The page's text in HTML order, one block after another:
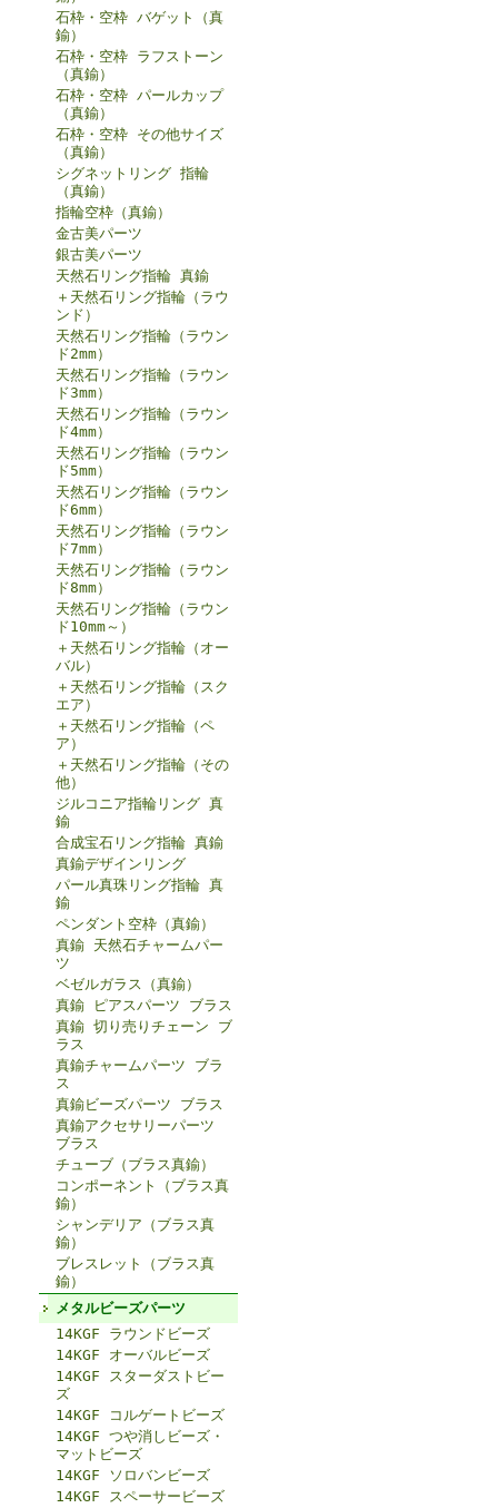
石枠・空枠 バゲット（真
鍮）
石枠・空枠 ラフストーン
（真鍮）
石枠・空枠 パールカップ
（真鍮）
石枠・空枠 その他サイズ
（真鍮）
シグネットリング 指輪
（真鍮）
指輪空枠（真鍮）
金古美パーツ
銀古美パーツ
天然石リング指輪 真鍮
＋天然石リング指輪（ラウ
ンド）
天然石リング指輪（ラウン
ド2mm）
天然石リング指輪（ラウン
ド3mm）
天然石リング指輪（ラウン
ド4mm）
天然石リング指輪（ラウン
ド5mm）
天然石リング指輪（ラウン
ド6mm）
天然石リング指輪（ラウン
ド7mm）
天然石リング指輪（ラウン
ド8mm）
天然石リング指輪（ラウン
ド10mm～）
＋天然石リング指輪（オー
バル）
＋天然石リング指輪（スク
エア）
＋天然石リング指輪（ペ
ア）
＋天然石リング指輪（その
他）
ジルコニア指輪リング 真
鍮
合成宝石リング指輪 真鍮
真鍮デザインリング
パール真珠リング指輪 真
鍮
ペンダント空枠（真鍮）
真鍮 天然石チャームパー
ツ
ベゼルガラス（真鍮）
真鍮 ピアスパーツ ブラス
真鍮 切り売りチェーン ブ
ラス
真鍮チャームパーツ ブラ
ス
真鍮ビーズパーツ ブラス
真鍮アクセサリーパーツ
ブラス
チューブ（ブラス真鍮）
コンポーネント（ブラス真
鍮）
シャンデリア（ブラス真
鍮）
ブレスレット（ブラス真
鍮）
メタルビーズパーツ
14KGF ラウンドビーズ
14KGF オーバルビーズ
14KGF スターダストビー
ズ
14KGF コルゲートビーズ
14KGF つや消しビーズ・
マットビーズ
14KGF ソロバンビーズ
14KGF スペーサービーズ